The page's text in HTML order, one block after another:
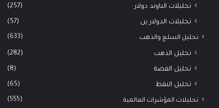
تحليلات الباوند دولار (257)
تحليلات الدولار ين (57)
تحليل السلع والذهب (633)
تحليل الذهب (282)
تحليل الفضة (8)
تحليل النفط (65)
تحليلات المؤشرات العالمية (555)